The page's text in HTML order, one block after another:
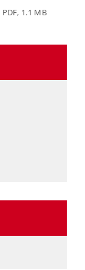
PDF, 1.1 MB